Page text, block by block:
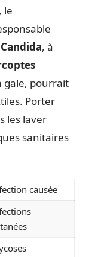
le
Candida, à
gale, pourrait
Porter
les laver
sanitaires
causée